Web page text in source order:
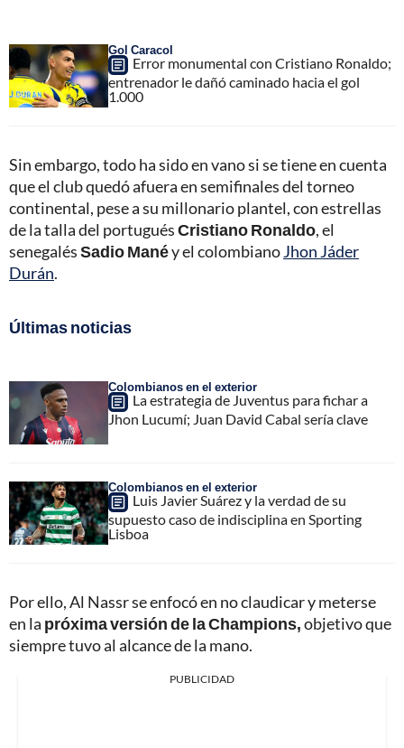
Gol Caracol
Error monumental con Cristiano Ronaldo;
entrenador le dañó caminado hacia el gol
1.000
Sin embargo, todo ha sido en vano si se tiene en cuenta
que el club quedó afuera en semifinales del torneo
continental, pese a su millonario plantel, con estrellas
de la talla del portuguésCristiano Ronaldo, el
senegalésSadio Manéy el colombianoJhon Jáder
Durán.
Últimas noticias
Colombianos en el exterior
La estrategia de Juventus para fichar a
Jhon Lucumí; Juan David Cabal sería clave
Colombianos en el exterior
Luis Javier Suárez y la verdad de su
supuesto caso de indisciplina en Sporting
Lisboa
Por ello, Al Nassr se enfocó en no claudicar y meterse
en la próxima versión de la Champions,objetivo que
siempre tuvo al alcance de la mano.
PUBLICIDAD